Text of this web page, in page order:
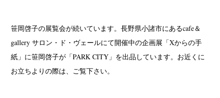
笹岡啓子の展覧会が続いています。長野県小諸市にあるcafe＆
gallery サロン・ド・ヴェールにて開催中の企画展「Xからの手
紙」に笹岡啓子が「PARK CITY」を出品しています。お近くに
お立ちよりの際は、ご覧下さい。